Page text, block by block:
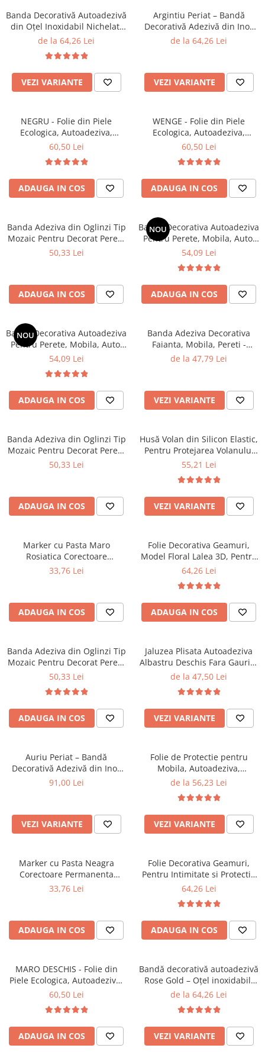
Stickere Copii
Stickere Florale
Stickere Diverse
Stickere Pentru Usi
Unelte - Accesorii DIY
Markere Corectoare - Retuș
Banda Decorativă Autoadezivă
din Oțel Inoxidabil Nichelat,
NEGRU - 500 cm, Rezistentă la
de la 64,26 Lei
VEZI VARIANTE
Argintiu Periat – Bandă
Decorativă Adezivă din Inox
Nichelat, Pentru Decor
de la 64,26 Lei
VEZI VARIANTE
NEGRU - Folie din Piele
Ecologica, Autoadeziva,
pentru Reparatie Canapea,
x 138 cm
60,50 Lei
ADAUGA IN COS
WENGE - Folie din Piele
Ecologica, Autoadeziva,
pentru Reparatie Canapea,
x 138 cm, Maro Inchis
60,50 Lei
ADAUGA IN COS
Banda Adeziva din Oglinzi Tip
Mozaic Pentru Decorat Pereti,
Mobila si Obiecte, ARGINTIU -
50,33 Lei
ADAUGA IN COS
NOU
Banda Decorativa Autoadeziva
Pentru Perete, Mobila, Auto,
1.1 cm x 5 metri, NEGRU
54,09 Lei
ADAUGA IN COS
NOU
Banda Decorativa Autoadeziva
Pentru Perete, Mobila, Auto,
1.1 cm x 5 metri, GOLD
54,09 Lei
ADAUGA IN COS
Banda Adeziva Decorativa
Faianta, Mobila, Pereti -
Rezistenta la Apa, AURIU
de la 47,79 Lei
VEZI VARIANTE
Banda Adeziva din Oglinzi Tip
Mozaic Pentru Decorat Pereti,
Mobila si Obiecte, ROZ - 4 X
50,33 Lei
ADAUGA IN COS
Husă Volan din Silicon Elastic,
Pentru Protejarea Volanului
Mașinii si Condus Confortabil,
55,21 Lei
VEZI VARIANTE
Marker cu Pasta Maro
Rosiatica Corectoare
Permanenta Pentru
Marmura, cu Uscare Rapida,
15 Metri Lineari
33,76 Lei
ADAUGA IN COS
Folie Decorativa Geamuri,
Model Floral Lalea 3D, Pentru
Intimitate si Protectie Solara,
64,26 Lei
ADAUGA IN COS
Banda Adeziva din Oglinzi Tip
Mozaic Pentru Decorat Pereti,
Mobila si Obiecte, AURIU - 4 X
50,33 Lei
ADAUGA IN COS
Jaluzea Plisata Autoadeziva
Albastru Deschis Fara Gaurire
MaffStuff Control Lumina 70%
de la 47,50 Lei
VEZI VARIANTE
Auriu Periat – Bandă
Decorativă Adezivă din Inox
Nichelat, Pentru Decor
91,00 Lei
VEZI VARIANTE
Folie de Protectie pentru
Mobila, Autoadeziva,
Transparenta
de la 56,23 Lei
VEZI VARIANTE
Marker cu Pasta Neagra
Corectoare Permanenta
Pentru Acoperirea Rosturilor
Uscare Rapida, 15 Metri
Lineari
33,76 Lei
ADAUGA IN COS
Folie Decorativa Geamuri,
Pentru Intimitate si Protectie
Solara, Model Abstract 3D
64,26 Lei
ADAUGA IN COS
MARO DESCHIS - Folie din
Piele Ecologica, Autoadeziva,
pentru Reparatie Canapea,
x 138 cm
60,50 Lei
ADAUGA IN COS
Bandă decorativă autoadezivă
Rose Gold – Oțel inoxidabil,
5 metri lungime – 1 / 2 / 3 cm
de la 64,26 Lei
VEZI VARIANTE